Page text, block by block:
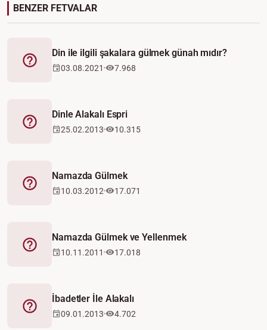
BENZER FETVALAR
Fetva
Din ile ilgili şakalara gülmek günah mıdır?
03.08.2021 7.968
Fetva
Dinle Alakalı Espri
25.02.2013 10.315
Fetva
Namazda Gülmek
10.03.2012 17.071
Fetva
Namazda Gülmek ve Yellenmek
10.11.2011 17.018
Fetva
İbadetler İle Alakalı
09.01.2013 4.702